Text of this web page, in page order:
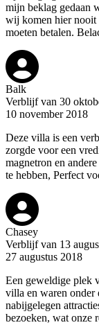
mijn beklag gedaan
wij komen hier nooit
moeten betalen.
Balk
Verblijf van 30
10 november 2018
Deze villa is een
zorgde voor een
magnetron en
te hebben, Perfect
Chasey
Verblijf van 13
27 augustus 2018
Een geweldige plek
villa en waren onder
nabijgelegen
bezoeken, wat onze